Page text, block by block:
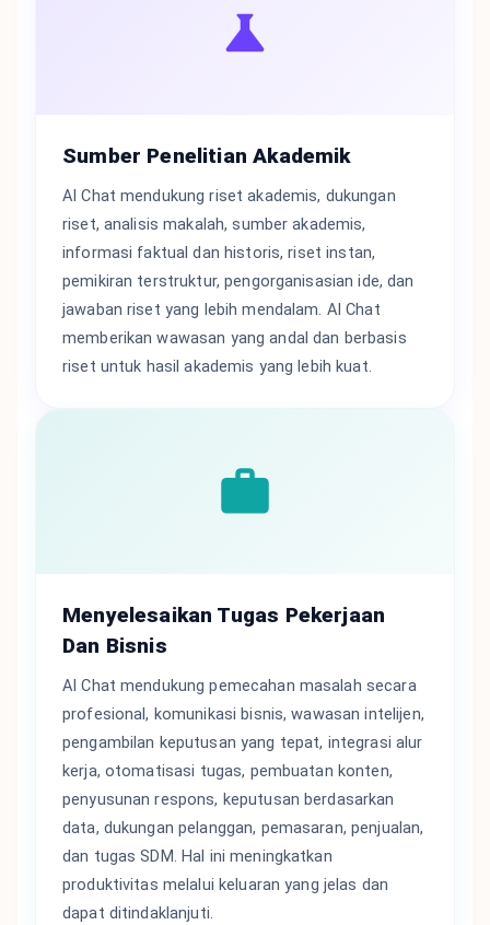
Sumber Penelitian Akademik
AI Chat mendukung riset akademis, dukungan
riset, analisis makalah, sumber akademis,
informasi faktual dan historis, riset instan,
pemikiran terstruktur, pengorganisasian ide, dan
jawaban riset yang lebih mendalam. AI Chat
memberikan wawasan yang andal dan berbasis
riset untuk hasil akademis yang lebih kuat.
Menyelesaikan Tugas Pekerjaan
Dan Bisnis
AI Chat mendukung pemecahan masalah secara
profesional, komunikasi bisnis, wawasan intelijen,
pengambilan keputusan yang tepat, integrasi alur
kerja, otomatisasi tugas, pembuatan konten,
penyusunan respons, keputusan berdasarkan
data, dukungan pelanggan, pemasaran, penjualan,
dan tugas SDM. Hal ini meningkatkan
produktivitas melalui keluaran yang jelas dan
dapat ditindaklanjuti.